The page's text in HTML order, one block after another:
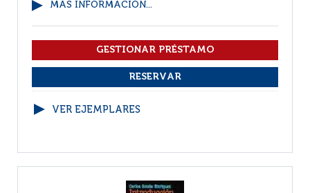
MÁS INFORMACIÓN...
VER EJEMPLARES